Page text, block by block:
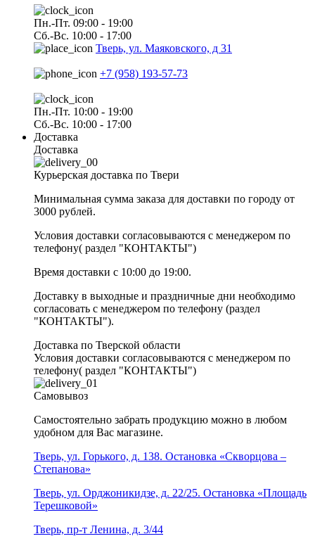
Пн.-Пт. 09:00 - 19:00
Сб.-Вс. 10:00 - 17:00
Тверь, ул. Маяковского, д 31
+7 (958) 193-57-73
Пн.-Пт. 10:00 - 19:00
Сб.-Вс. 10:00 - 17:00
Доставка
Доставка
Курьерская доставка по Твери
Минимальная сумма заказа для доставки по городу от
3000 рублей.
Условия доставки согласовываются с менеджером по
телефону( раздел "КОНТАКТЫ")
Время доставки с 10:00 до 19:00.
Доставку в выходные и праздничные дни необходимо
согласовать с менеджером по телефону (раздел
"КОНТАКТЫ").
Доставка по Тверской области
Условия доставки согласовываются с менеджером по
телефону( раздел "КОНТАКТЫ")
Самовывоз
Самостоятельно забрать продукцию можно в любом
удобном для Вас магазине.
Тверь, ул. Горького, д. 138. Остановка «Скворцова –
Степанова»
Тверь, ул. Орджоникидзе, д. 22/25. Остановка «Площадь
Терешковой»
Тверь, пр-т Ленина, д. 3/44